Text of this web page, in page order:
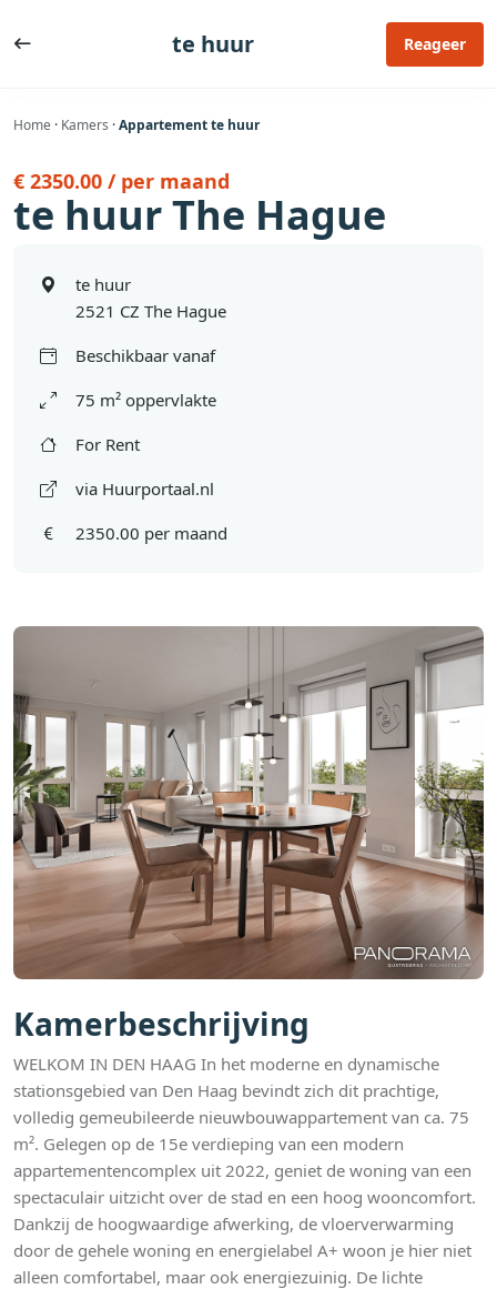
naar
te huur Reageer
Home · Kamers ·Appartement te huur
Kamerbeschrijving
WELKOM IN DEN HAAG In het moderne en dynamische
stationsgebied van Den Haag bevindt zich dit prachtige,
volledig gemeubileerde nieuwbouwappartement van ca. 75
m². Gelegen op de 15e verdieping van een modern
appartementencomplex uit 2022, geniet de woning van een
spectaculair uitzicht over de stad en een hoog wooncomfort.
Dankzij de hoogwaardige afwerking, de vloerverwarming
door de gehele woning en energielabel A+ woon je hier niet
alleen comfortabel, maar ook energiezuinig. De lichte
€ 2350.00 / per maand
te huur The Hague
te huur
2521 CZ The Hague
Beschikbaar vanaf
75 m² oppervlakte
For Rent
via Huurportaal.nl
2350.00 per maand